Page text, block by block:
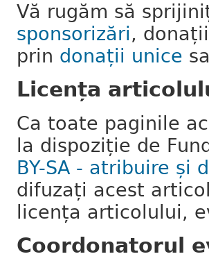
Vă rugăm să
sponsorizări,
prin donații unice
Licența
Ca toate paginile
la dispoziție de
BY-SA - atribuire și
difuzați acest
licența articolului,
Coordonatorul